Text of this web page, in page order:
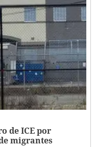
de ICE por
migrantes